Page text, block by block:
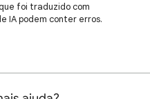
foi traduzido com
IA podem conter erros.